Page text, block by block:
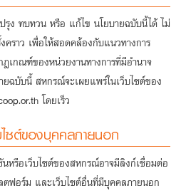
รุง ทบทวน หรือ แก้ไข นโยบายฉบับนี้ได้ ไม่
คราว เพื่อให้สอดคล้องกับแนวทางการ
เกณฑ์ของหน่วยงานทางการที่มีอำนาจ
ฉบับนี้ สหกรณ์จะเผยแพร่ในเว็บไซต์ของ
โดยเร็ว
ซต์ของบุคคลภายนอก
นหรือเว็บไซต์ของสหกรณ์อาจมีลิงก์เชื่อมต่อ
ฟอร์ม และเว็บไซต์อื่นที่มีบุคคลภายนอก